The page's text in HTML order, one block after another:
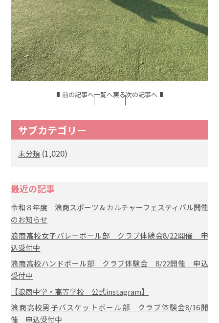
前の記事へ一覧へ戻る次の記事へ
サブカテゴリー
未分類 (1,020)
最近の記事
令和８年度 浪商スポーツ＆カルチャーフェスティバル開催
のお知らせ
浪商高校女子バレーボール部 クラブ体験会8/22開催 申
込受付中
浪商高校ハンドボール部 クラブ体験会 8/22開催 申込
受付中
【浪商中学・高等学校 公式instagram】
浪商高校男子バスケットボール部 クラブ体験会8/16開
催 申込受付中